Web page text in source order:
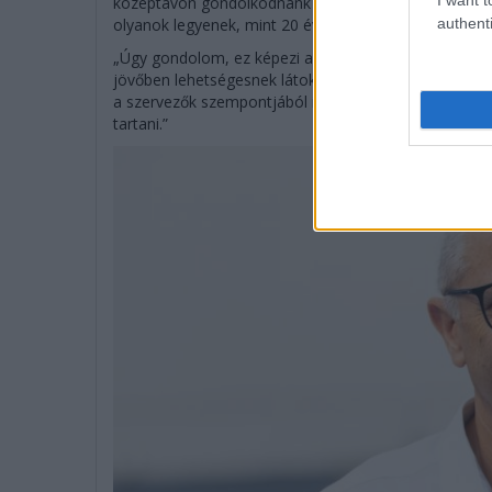
olyanok legyenek, mint 20 évvel ezelőtt: az F1
„Úgy gondolom, ez képezi a vita alapját. A
jövőben lehetségesnek látok: egy nagyon érdekes
a szervezők szempontjából is. Ez nem rövidtávú
tartani.”